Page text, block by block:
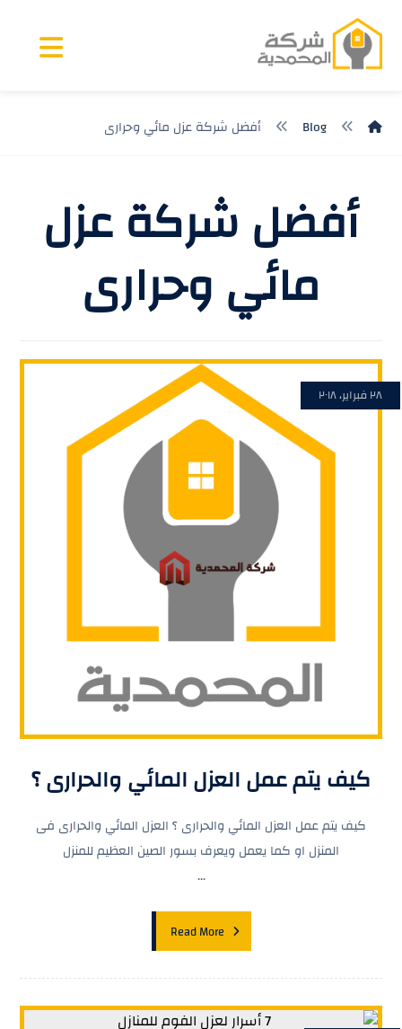
Blog أفضل شركة عزل مائي وحرارى
أفضل شركة عزل
مائي وحرارى
كيف يتم عمل العزل المائي والحرارى ؟
٢٨ فبراير، ٢٠١٨
كيف يتم عمل العزل المائي والحرارى ؟ العزل المائي والحرارى فى
المنزل او كما يعمل ويعرف بسور الصين العظيم للمنزل
...
Read More